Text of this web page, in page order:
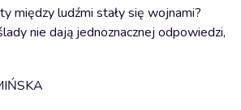
między ludźmi stały się wojnami?
nie dają jednoznacznej odpowiedzi,